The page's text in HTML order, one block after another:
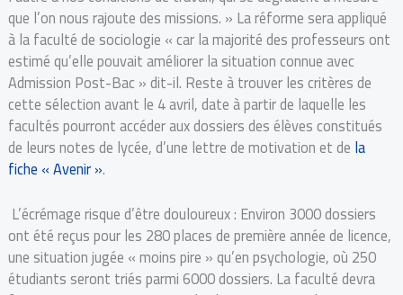
que l’on nous rajoute des missions. » La réforme sera appliqué
à la faculté de sociologie « car la majorité des professeurs ont
estimé qu’elle pouvait améliorer la situation connue avec
Admission Post-Bac » dit-il. Reste à trouver les critères de
cette sélection avant le 4 avril, date à partir de laquelle les
facultés pourront accéder aux dossiers des élèves constitués
de leurs notes de lycée, d’une lettre de motivation et de la
fiche « Avenir ».
L’écrémage risque d’être douloureux : Environ 3000 dossiers
ont été reçus pour les 280 places de première année de licence,
une situation jugée « moins pire » qu’en psychologie, où 250
étudiants seront triés parmi 6000 dossiers. La faculté devra